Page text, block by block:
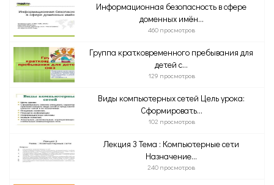
Информационная безопасность в сфере
доменных имён...
460 просмотров
Группа кратковременного пребывания для
детей с...
129 просмотров
Виды компьютерных сетей Цель урока:
Сформировать...
102 просмотров
Лекция 3 Тема : Компьютерные сети
Назначение...
240 просмотров